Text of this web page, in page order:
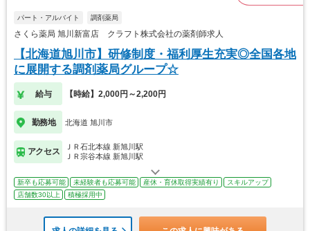
パート・アルバイト 調剤薬局
さくら薬局 旭川新富店 クラフト株式会社の薬剤師求人
【北海道旭川市】研修制度・福利厚生充実◎全国各地
に展開する調剤薬局グループ☆
給与 【時給】2,000円～2,200円
勤務地 北海道 旭川市
アクセス
ＪＲ石北本線 新旭川駅
ＪＲ宗谷本線 新旭川駅
新卒も応募可能 未経験者も応募可能 産休・育休取得実績有り
スキルアップ
店舗数30以上
積極採用中